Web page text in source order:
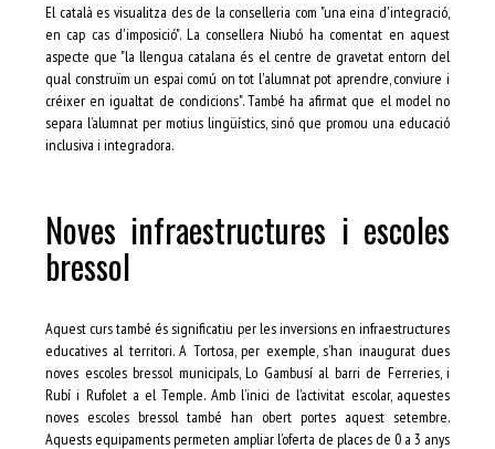
El català es visualitza des de la conselleria com "una eina d'integració,
en cap cas d'imposició". La consellera Niubó ha comentat en aquest
aspecte que "la llengua catalana és el centre de gravetat entorn del
qual construïm un espai comú on tot l'alumnat pot aprendre, conviure i
créixer en igualtat de condicions". També ha afirmat que el model no
separa l’alumnat per motius lingüístics, sinó que promou una educació
inclusiva i integradora.
Noves infraestructures i escoles
bressol
Aquest curs també és significatiu per les inversions en infraestructures
educatives al territori. A Tortosa, per exemple, s’han inaugurat dues
noves escoles bressol municipals, Lo Gambusí al barri de Ferreries, i
Rubí i Rufolet a el Temple. Amb l’inici de l’activitat escolar, aquestes
noves escoles bressol també han obert portes aquest setembre.
Aquests equipaments permeten ampliar l’oferta de places de 0 a 3 anys